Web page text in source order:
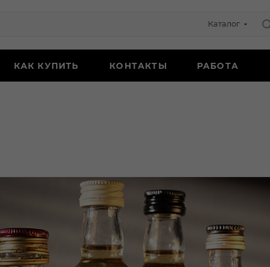
Каталог
КАК КУПИТЬ КОНТАКТЫ РАБОТА